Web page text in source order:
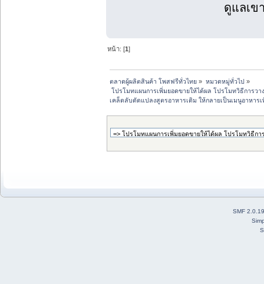
ดูแลเข
หน้า: [1]
ตลาดผู้ผลิตสินค้า โพสฟรีทั่วไทย » หมวดหมู่ทั่วไป »
โปรโมทแผนการเพิ่มยอดขายให้ได้ผล โปรโมทวิธีการวา
เคล็ดลับดัดแปลงสูตรอาหารเดิม ให้กลายเป็นเมนูอาหาร
SMF 2.0.19